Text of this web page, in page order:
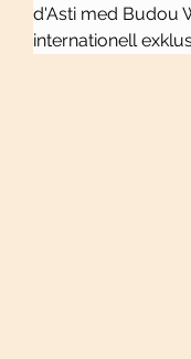
d'Asti med Budou
internationell